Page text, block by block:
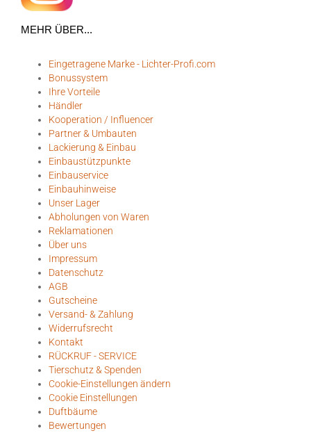
MEHR ÜBER...
Eingetragene Marke - Lichter-Profi.com
Bonussystem
Ihre Vorteile
Händler
Kooperation / Influencer
Partner & Umbauten
Lackierung & Einbau
Einbaustützpunkte
Einbauservice
Einbauhinweise
Unser Lager
Abholungen von Waren
Reklamationen
Über uns
Impressum
Datenschutz
AGB
Gutscheine
Versand- & Zahlung
Widerrufsrecht
Kontakt
RÜCKRUF - SERVICE
Tierschutz & Spenden
Cookie-Einstellungen ändern
Cookie Einstellungen
Duftbäume
Bewertungen